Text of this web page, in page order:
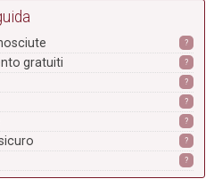
?
gratuiti ?
?
?
?
?
?